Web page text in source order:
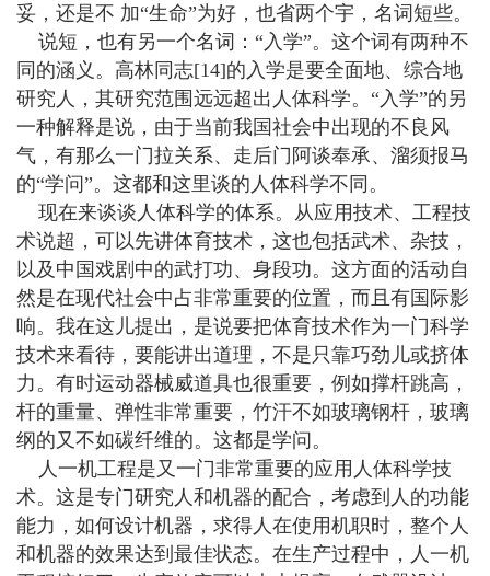
妥，还是不 加“生命”为好，也省两个宇，名词短些。
说短，也有另一个名词：“入学”。这个词有两种不
同的涵义。高林同志[14]的入学是要全面地、综合地
研究人，其研究范围远远超出人体科学。“入学”的另
一种解释是说，由于当前我国社会中出现的不良风
气，有那么一门拉关系、走后门阿谈奉承、溜须报马
的“学问”。这都和这里谈的人体科学不同。
现在来谈谈人体科学的体系。从应用技术、工程技
术说超，可以先讲体育技术，这也包括武术、杂技，
以及中国戏剧中的武打功、身段功。这方面的活动自
然是在现代社会中占非常重要的位置，而且有国际影
响。我在这儿提出，是说要把体育技术作为一门科学
技术来看待，要能讲出道理，不是只靠巧劲儿或挤体
力。有时运动器械威道具也很重要，例如撑杆跳高，
杆的重量、弹性非常重要，竹汗不如玻璃钢杆，玻璃
纲的又不如碳纤维的。这都是学问。
人一机工程是又一门非常重要的应用人体科学技
术。这是专门研究人和机器的配合，考虑到人的功能
能力，如何设计机器，求得人在使用机职时，整个人
和机器的效果达到最佳状态。在生产过程中，人一机